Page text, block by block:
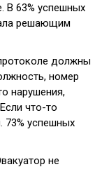
В 63% успешных
решающим
должны
номер
нарушения,
что-то
73% успешных
не